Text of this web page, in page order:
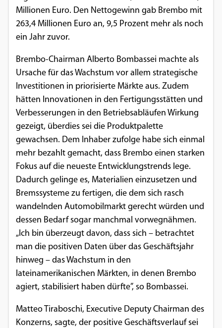
Millionen Euro. Den Nettogewinn gab Brembo mit
263,4 Millionen Euro an, 9,5 Prozent mehr als noch
ein Jahr zuvor.
Brembo-Chairman Alberto Bombassei machte als
Ursache für das Wachstum vor allem strategische
Investitionen in priorisierte Märkte aus. Zudem
hätten Innovationen in den Fertigungsstätten und
Verbesserungen in den Betriebsabläufen Wirkung
gezeigt, überdies sei die Produktpalette
gewachsen. Dem Inhaber zufolge habe sich einmal
mehr bezahlt gemacht, dass Brembo einen starken
Fokus auf die neueste Entwicklungstrends lege.
Dadurch gelinge es, Materialien einzusetzen und
Bremssysteme zu fertigen, die dem sich rasch
wandelnden Automobilmarkt gerecht würden und
dessen Bedarf sogar manchmal vorwegnähmen.
„Ich bin überzeugt davon, dass sich – betrachtet
man die positiven Daten über das Geschäftsjahr
hinweg – das Wachstum in den
lateinamerikanischen Märkten, in denen Brembo
agiert, stabilisiert haben dürfte”, so Bombassei.
Matteo Tiraboschi, Executive Deputy Chairman des
Konzerns, sagte, der positive Geschäftsverlauf sei
Dieser Cookie speichert die ausgewählten
Einverständnis-Optionen des Benutzers
Cookie Laufzeit:
EXTERNE MEDIEN
Um Inhalte von Videoplattformen und
Social Media Plattformen anzeigen zu
können, werden von diesen externen
Medien Cookies gesetzt.
YouTube
Vimeo
Google Maps
Anbieter:
Google